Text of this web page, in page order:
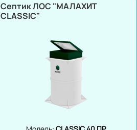
Септик ЛОС "МАЛАХИТ
CLASSIC"